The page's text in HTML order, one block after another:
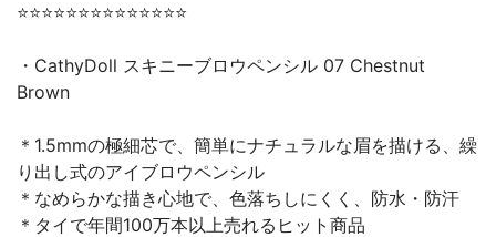
⭐️⭐️⭐️⭐️⭐️⭐️⭐️⭐️⭐️⭐️⭐️⭐️⭐️⭐️
・CathyDoll スキニーブロウペンシル 07 Chestnut
Brown
＊1.5mmの極細芯で、簡単にナチュラルな眉を描ける、繰
り出し式のアイブロウペンシル
＊なめらかな描き心地で、色落ちしにくく、防水・防汗
＊タイで年間100万本以上売れるヒット商品